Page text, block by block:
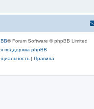
® Forum Software © phpBB Limited
поддержка phpBB
| Правила